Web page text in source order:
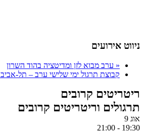
ניווט אירועים
« ערב מבוא לזן ומדיטציה בהוד השרון
קבוצת תרגול ימי שלישי ערב – תל-אביב
ריטריטים קרובים
תרגולים וריטריטים קרובים
אוג 9
19:30
-
21:00